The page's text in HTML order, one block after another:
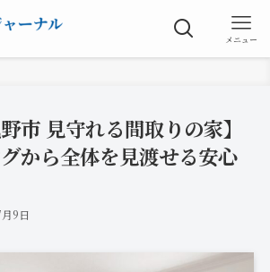
メニュー
野市 見守れる間取りの家】
から全体を見渡せる安心
9日